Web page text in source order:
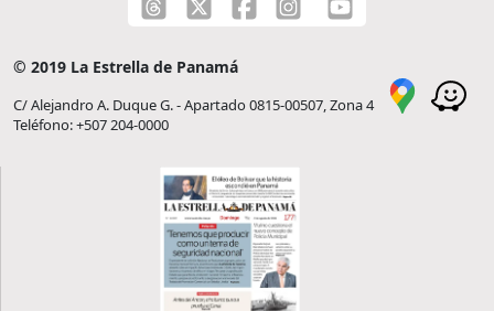
© 2019 La Estrella de Panamá
C/ Alejandro A. Duque G. - Apartado 0815-00507, Zona 4
Teléfono: +507 204-0000